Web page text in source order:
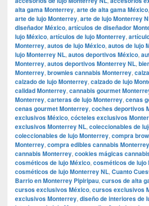
alta gama Monterrey, arte de alta gama México,
arte de lujo Monterrey, arte de lujo Monterrey
diseñador México, artículos de diseñador
lujo México, artículos de lujo Monterrey,
Monterrey, autos de lujo México, autos de lujo
lujo Monterrey NL, autos deportivos México,
Monterrey, autos deportivos Monterrey NL,
Monterrey, brownies cannabis Monterrey,
calzado de lujo Monterrey, calzado de lujo
calidad Monterrey, cannabis gourmet
Monterrey, carteras de lujo Monterrey, cenas
cenas gourmet Monterrey, coches deportivos
exclusivos México, cócteles exclusivos
exclusivos Monterrey NL, coleccionables de
coleccionables de lujo Monterrey, compra
Monterrey, compra edibles cannabis Monterrey
cannabis Monterrey, cookies mágicas
cosméticos de lujo México, cosméticos de lujo
cosméticos de lujo Monterrey NL, Cuanto
Barrio en Monterrey Pipiripau, cursos de alta
cursos exclusivos México, cursos exclusivos
exclusivos Monterrey, diseño de interiores de